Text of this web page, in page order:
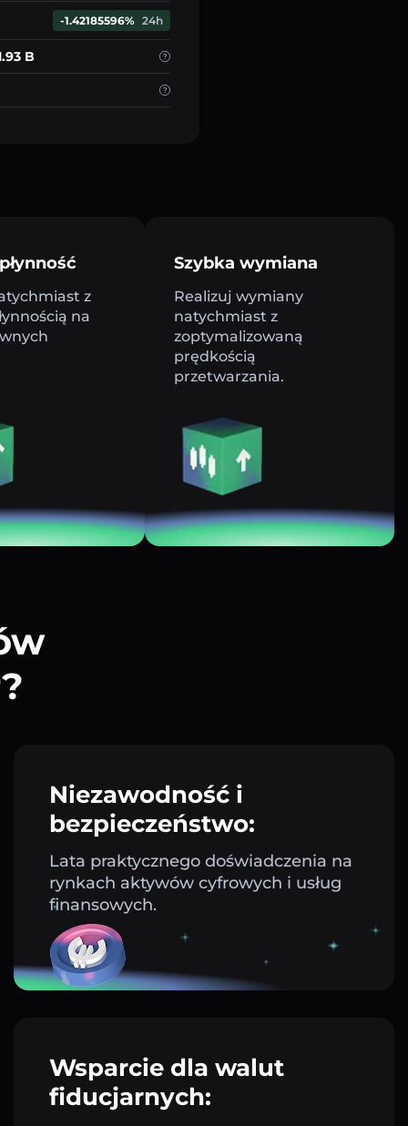
-1.42185596% 24h
B
z
na
Szybka wymiana
Realizuj wymiany
natychmiast z
zoptymalizowaną
prędkością
przetwarzania.
Niezawodność i
bezpieczeństwo:
Lata praktycznego doświadczenia na
rynkach aktywów cyfrowych i usług
finansowych.
Wsparcie dla walut
fiducjarnych: